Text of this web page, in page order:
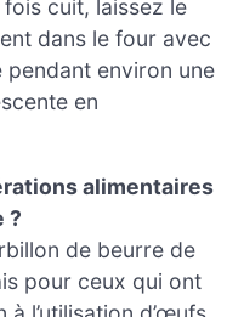
cuit, laissez le
dans le four avec
environ une
en
alimentaires
?
de beurre de
pour ceux qui ont